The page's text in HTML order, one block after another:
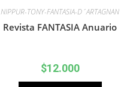
NIPPUR-TONY-FANTASIA-D´ARTAGNAN
Revista FANTASIA Anuario
$12.000